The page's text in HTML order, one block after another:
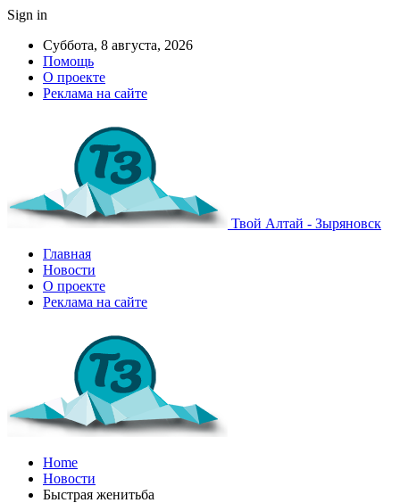
Sign in
Суббота, 8 августа, 2026
Помощь
О проекте
Реклама на сайте
Твой Алтай - Зыряновск
Главная
Новости
О проекте
Реклама на сайте
Home
Новости
Быстрая женитьба